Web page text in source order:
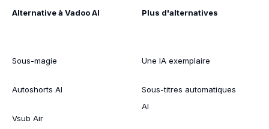
Alternative à Vadoo AI
Sous-magie
Autoshorts AI
Vsub Air
Plus d'alternatives
Une IA exemplaire
Sous-titres automatiques
AI